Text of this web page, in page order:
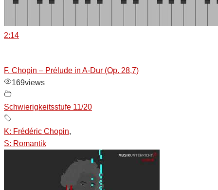
2:14
F. Chopin – Prélude in A-Dur (Op. 28,7)
169views
Schwierigkeitsstufe 11/20
K: Frédéric Chopin,
S: Romantik